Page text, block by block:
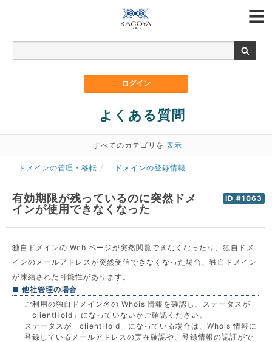
よくある質問
すべてのカテゴリを 表示
ドメインの管理・移転 ドメインの登録情報
ID #1063
有効期限が残っているのに突然ドメ
インが使用できなくなった
独自ドメインの Web ページが突然閲覧できなくなったり、独自ドメ
インのメールアドレスが突然受信できなくなった場合、独自ドメイン
が凍結された可能性があります。
■ 他社管理の場合
ご利用の独自ドメイン名の Whois 情報を確認し、ステータスが
「clientHold」になっていないかご確認ください。
ステータスが「clientHold」になっている場合は、Whois 情報に
登録しているメールアドレスの実在確認や、登録情報の認証がで